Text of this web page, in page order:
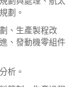
劃。
、生產製程改
、發動機零組件
析。